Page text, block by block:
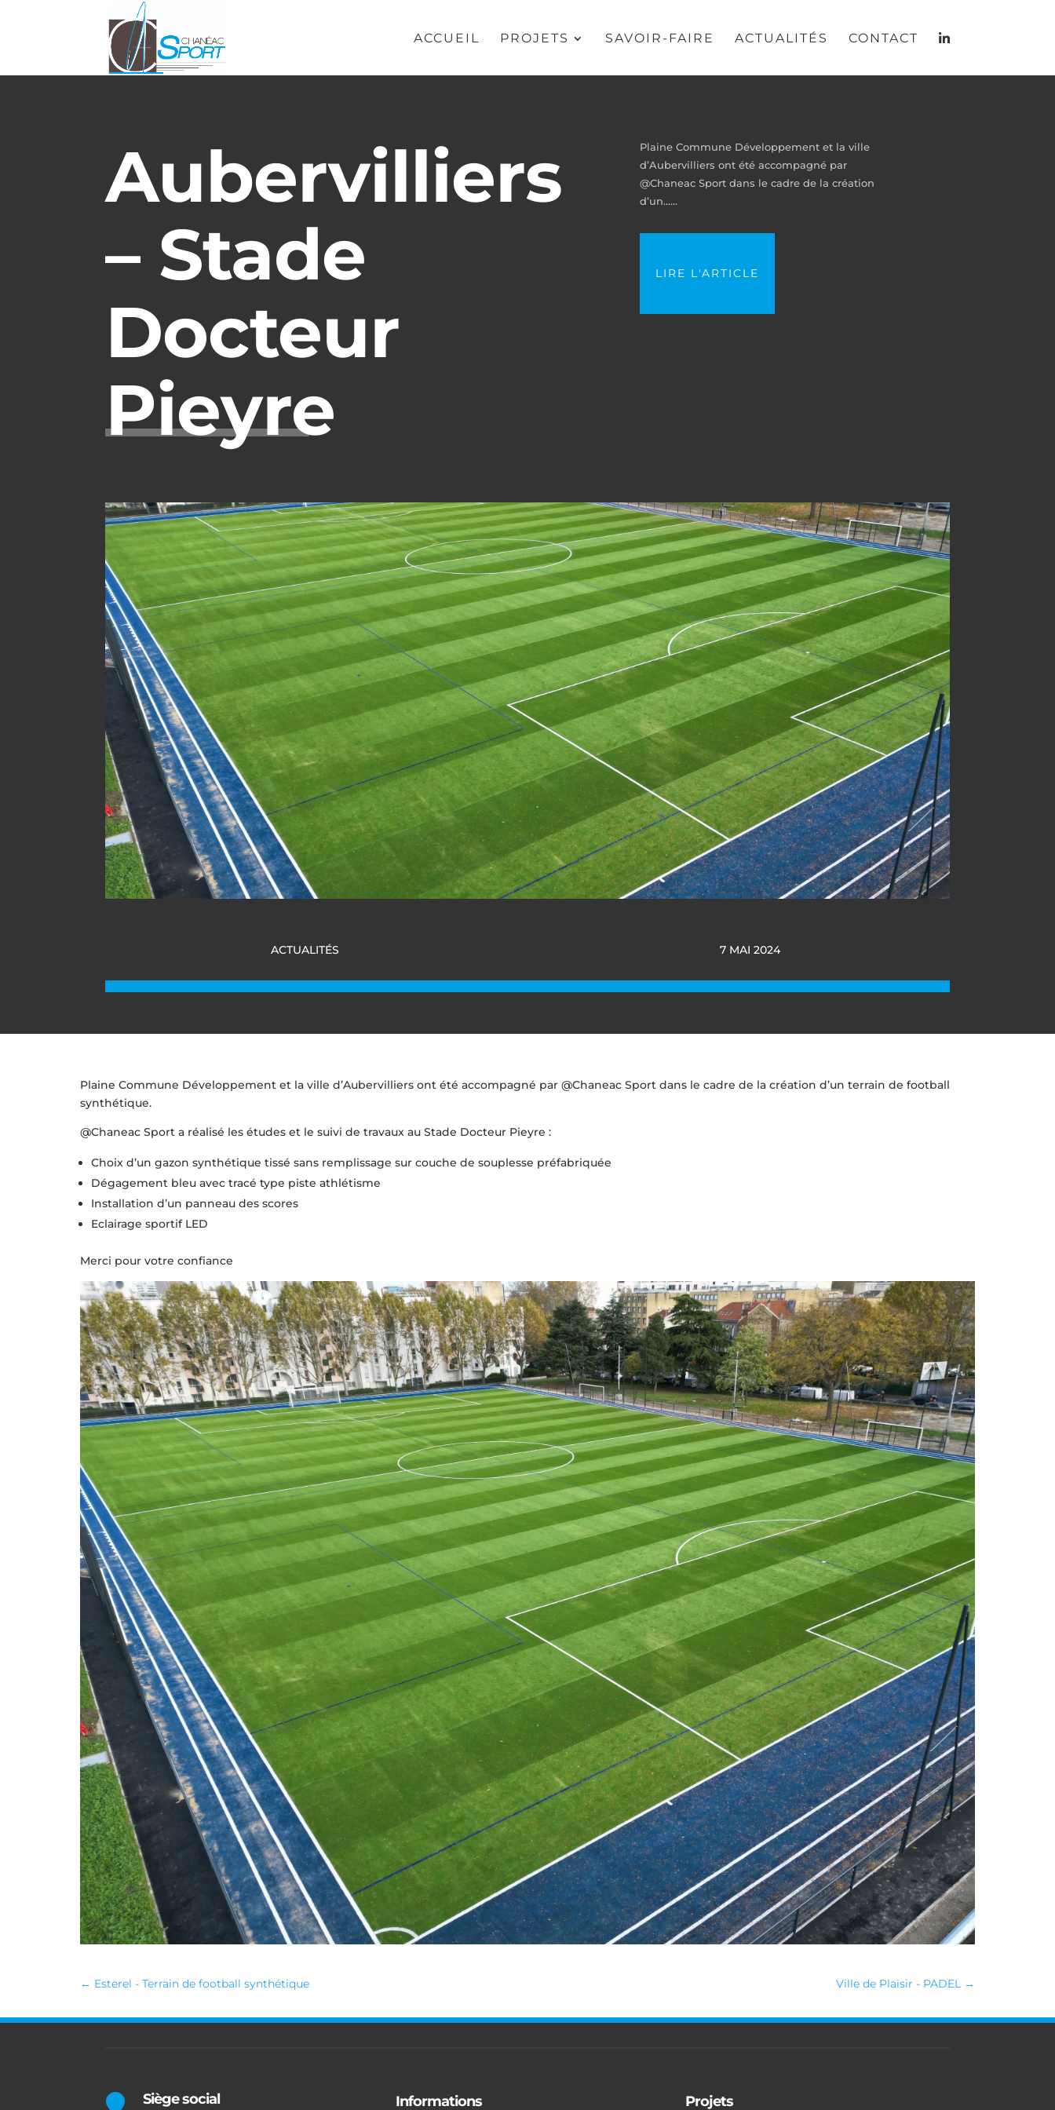
ACCUEIL PROJETS SAVOIR-FAIRE ACTUALITÉS CONTACT
Aubervilliers
– Stade
Docteur
Pieyre
Plaine Commune Développement et la ville
d’Aubervilliers ont été accompagné par
@Chaneac Sport dans le cadre de la création
d’un…...
LIRE L'ARTICLE
ACTUALITÉS 7 MAI 2024
Plaine Commune Développement et la ville d’Aubervilliers ont été accompagné par @Chaneac Sport dans le cadre de la création d’un terrain de football
synthétique.
@Chaneac Sport a réalisé les études et le suivi de travaux au Stade Docteur Pieyre :
Choix d’un gazon synthétique tissé sans remplissage sur couche de souplesse préfabriquée
Dégagement bleu avec tracé type piste athlétisme
Installation d’un panneau des scores
Eclairage sportif LED
Merci pour votre confiance
← Esterel - Terrain de football synthétique Ville de Plaisir - PADEL →
 Siège social Informations Projets